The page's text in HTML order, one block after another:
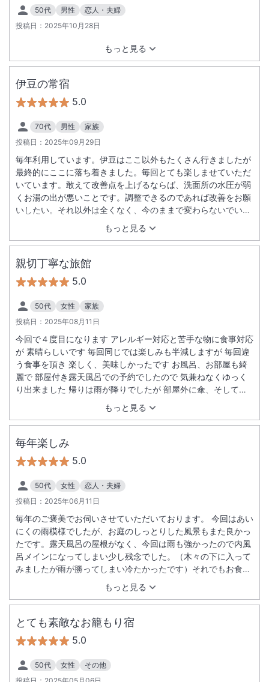
50代 男性
恋人・夫婦
投稿日： 2025年10月28日
もっと見る
伊豆の常宿
5.0
70代 男性
家族
投稿日： 2025年09月29日
もっと見る
毎年利用しています。伊豆はここ以外もたくさん行きましたが
最終的にここに落ち着きました。毎回とても楽しませていただ
いています。敢えて改善点を上げるならば、洗面所の水圧が弱
くお湯の出が悪いことです。調整できるのであれば改善をお願
いしたい。それ以外は全くなく、今のままで変わらないでいて
親切丁寧な旅館
5.0
50代 女性
家族
投稿日： 2025年08月11日
もっと見る
今回で４度目になります アレルギー対応と苦手な物に食事対応
が 素晴らしいです 毎回同じでは楽しみも半減しますが 毎回違
う食事を頂き 楽しく、美味しかったです お風呂、お部屋も綺
麗で 部屋付き露天風呂での予約でしたので 気兼ねなくゆっく
り出来ました 帰りは雨が降りでしたが 部屋外に傘、そしてか
えりにも 傘を頂きました とても優しく丁寧な旅館でした
毎年楽しみ
5.0
50代 女性
恋人・夫婦
投稿日： 2025年06月11日
もっと見る
毎年のご褒美でお伺いさせていただいております。 今回はあい
にくの雨模様でしたが、お庭のしっとりした風景もまた良かっ
たです。露天風呂の屋根がなく、今回は雨も強かったので内風
呂メインになってしまい少し残念でした。（木々の下に入って
みましたが雨が勝ってしまい冷たかったです）それでもお食
事、温泉もいつも癒されまた来年もうかがわせていただきたい
です。ありがとうございました。
とても素敵なお籠もり宿
5.0
50代 女性
その他